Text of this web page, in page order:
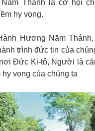
Năm Thánh là cơ hội
hy vọng.
Hương Năm
trình đức tin của
Đức Ki-tô, Người là
hy vọng của chúng ta